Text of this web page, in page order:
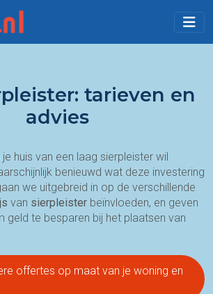
tarieven en
advies
huis van een laag sierpleister wil
benieuwd wat deze investering
we uitgebreid in op de verschillende
van sierpleister beïnvloeden, en geven
geld te besparen bij het plaatsen van
offertes op maat van je woning en